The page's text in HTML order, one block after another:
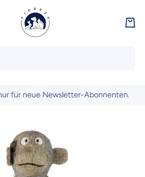
neue Newsletter-Abonnenten.
springen